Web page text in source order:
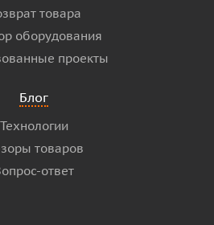
товара
оборудования
проекты
Блог
Технологии
товаров
ответ